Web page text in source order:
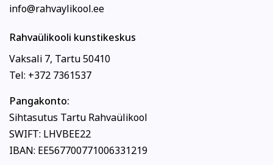
info@rahvaylikool.ee
Rahvaülikooli kunstikeskus
Vaksali 7, Tartu 50410
Tel: +372 7361537
Pangakonto:
Sihtasutus Tartu Rahvaülikool
SWIFT: LHVBEE22
IBAN: EE567700771006331219